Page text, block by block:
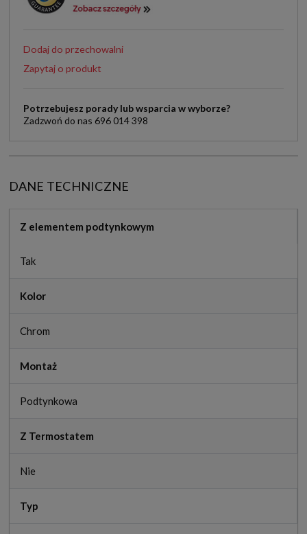
Dodaj do przechowalni
Zapytaj o produkt
Potrzebujesz porady lub wsparcia w wyborze?
Zadzwoń do nas 696 014 398
DANE TECHNICZNE
Z elementem podtynkowym
Tak
Kolor
Chrom
Montaż
Podtynkowa
Z Termostatem
Nie
Typ